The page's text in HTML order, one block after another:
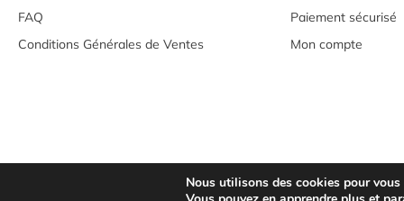
FAQ
Conditions Générales de Ventes
Paiement sécurisé
Mon compte
Nous utilisons des cookies pour